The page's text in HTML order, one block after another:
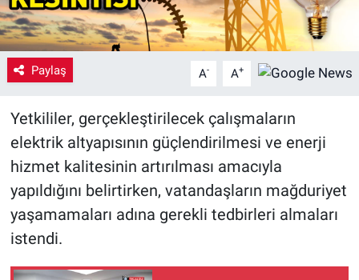
Paylaş A- A+
Yetkililer, gerçekleştirilecek çalışmaların
elektrik altyapısının güçlendirilmesi ve enerji
hizmet kalitesinin artırılması amacıyla
yapıldığını belirtirken, vatandaşların mağduriyet
yaşamamaları adına gerekli tedbirleri almaları
istendi.